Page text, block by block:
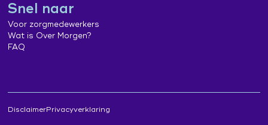
Snel naar
Voor zorgmedewerkers
Wat is Over Morgen?
FAQ
DisclaimerPrivacyverklaring